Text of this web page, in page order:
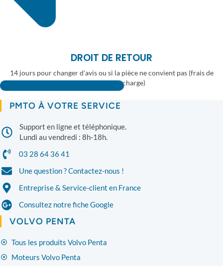
DROIT DE RETOUR
14 jours pour changer d'avis ou si la pièce ne convient pas (frais de
retour à votre charge)
Consulter la fiche Google PMTO
PMTO À VOTRE SERVICE
Support en ligne et téléphonique.
Lundi au vendredi : 8h-18h.
03 28 64 36 41
Une question ? Contactez-nous !
Entreprise & Service-client en France
Consultez notre fiche Google
VOLVO PENTA
Tous les produits Volvo Penta
Moteurs Volvo Penta